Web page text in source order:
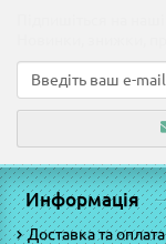
Информація
Доставка та оплата